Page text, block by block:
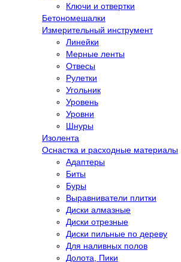
Ключи и отвертки
Бетономешалки
Измерительный инструмент
Линейки
Мерные ленты
Отвесы
Рулетки
Угольник
Уровень
Уровни
Шнуры
Изолента
Оснастка и расходные материалы
Адаптеры
Биты
Буры
Выравниватели плитки
Диски алмазные
Диски отрезные
Диски пильные по дереву
Для наливных полов
Долота, Пики